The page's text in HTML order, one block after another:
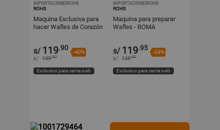
IMPORTACIONESROHS
ROHS
Maquina Exclusiva para
hacer Wafles de Corazón
s/ 119.90
-40%
s/ 199.90
Exclusivo para venta web
IMPORTACIONESROHS
ROHS
Maquina para preparar
Wafles - BOMA
s/ 119.95
-24%
s/ 159.90
Exclusivo para venta web